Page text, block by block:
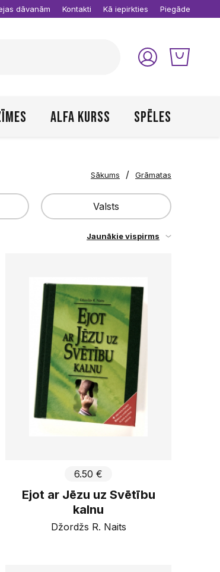
Alfa kurss Spēles
dāvanām Kontakti Kā iepirkties Piegāde
Sākums / Grāmatas
fonds
Piemērot
Valsts
Jaunākie vispirms
6.50 €
Ejot ar Jēzu uz Svētību
kalnu
Džordžs R. Naits